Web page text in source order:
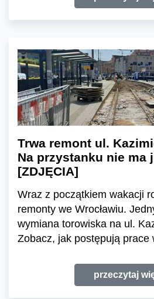
Trwa remont ul.
Na przystanku nie ma
[ZDJĘCIA]
Wraz z początkiem wakacji
remonty we Wrocławiu.
wymiana torowiska na ul.
Zobacz, jak postępują prace
przeczytaj